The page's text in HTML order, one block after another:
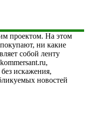
проектом. На этом
ни какие
собой ленту
искажения,
новостей